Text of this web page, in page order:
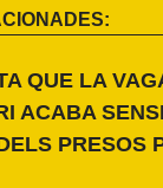
QUE LA
ACABA
PRESOS